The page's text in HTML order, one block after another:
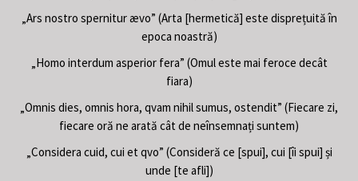
„Ars nostro spernitur ævo” (Arta [hermetică] este disprețuită în
epoca noastră)
„Homo interdum asperior fera” (Omul este mai feroce decât
fiara)
„Omnis dies, omnis hora, qvam nihil sumus, ostendit” (Fiecare zi,
fiecare oră ne arată cât de neînsemnați suntem)
„Considera cuid, cui et qvo” (Consideră ce [spui], cui [îi spui] și
unde [te afli])